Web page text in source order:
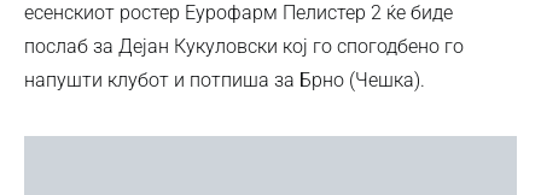
есенскиот ростер Еурофарм Пелистер 2 ќе биде
послаб за Дејан Кукуловски кој го спогодбено го
напушти клубот и потпиша за Брно (Чешка).